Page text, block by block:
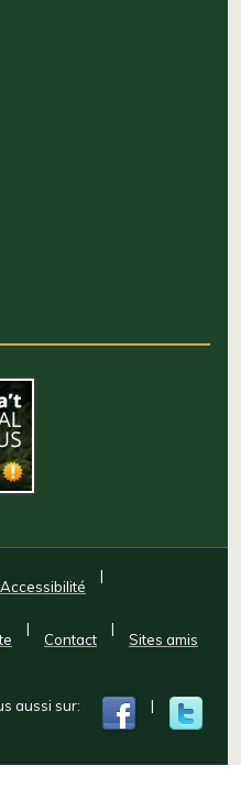
Accessibilité
|
|
Contact
|
Sites amis
aussi sur:
|